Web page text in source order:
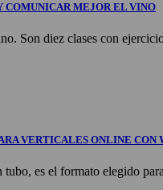
COMUNICAR MEJOR EL VINO
Son diez clases con
VERTICALES ONLINE CON
tubo, es el formato elegido